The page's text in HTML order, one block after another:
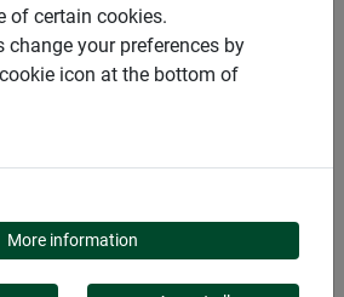
of certain cookies.
change your preferences by
icon at the bottom of
More information